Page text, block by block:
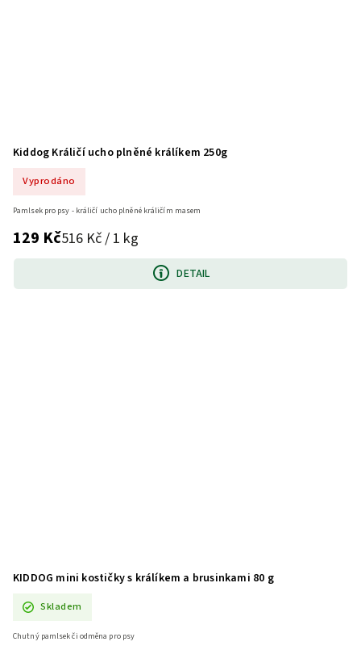
Kiddog Králičí ucho plněné králíkem 250g
Vyprodáno
129 Kč516 Kč / 1 kg
DETAIL
Pamlsek pro psy - králičí ucho plněné králičím masem
KIDDOG mini kostičky s králíkem a brusinkami 80 g
Skladem
Chutný pamlsek či odměna pro psy